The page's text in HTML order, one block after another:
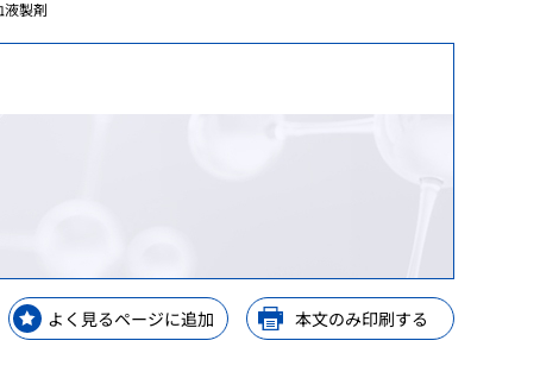
業務
・整理業務
関する業務
プ
ついて
製剤
よく見るページに追加 本文のみ印刷する